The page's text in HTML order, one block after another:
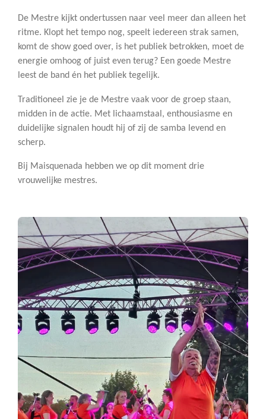
De Mestre kijkt ondertussen naar veel meer dan alleen het
ritme. Klopt het tempo nog, speelt iedereen strak samen,
komt de show goed over, is het publiek betrokken, moet de
energie omhoog of juist even terug? Een goede Mestre
leest de band én het publiek tegelijk.
Traditioneel zie je de Mestre vaak voor de groep staan,
midden in de actie. Met lichaamstaal, enthousiasme en
duidelijke signalen houdt hij of zij de samba levend en
scherp.
Bij Maisquenada hebben we op dit moment drie
vrouwelijke mestres.